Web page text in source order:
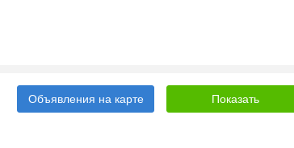
Объявления на карте